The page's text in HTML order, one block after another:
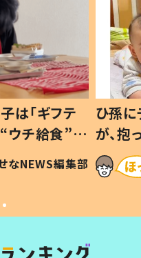
は「ギフテ
ウチ給食”を
#令和の親
なNEWS編集部
ひ孫
が、
「涙が
い」